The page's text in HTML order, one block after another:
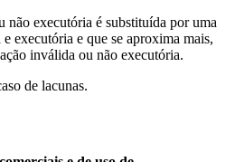
não executória é substituída por uma
executória e que se aproxima mais,
inválida ou não executória.
de lacunas.